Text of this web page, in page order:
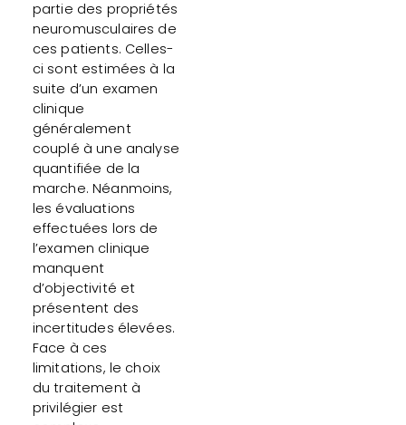
partie des propriétés
neuromusculaires de
ces patients. Celles-
ci sont estimées à la
suite d’un examen
clinique
généralement
couplé à une analyse
quantifiée de la
marche. Néanmoins,
les évaluations
effectuées lors de
l’examen clinique
manquent
d’objectivité et
présentent des
incertitudes élevées.
Face à ces
limitations, le choix
du traitement à
privilégier est